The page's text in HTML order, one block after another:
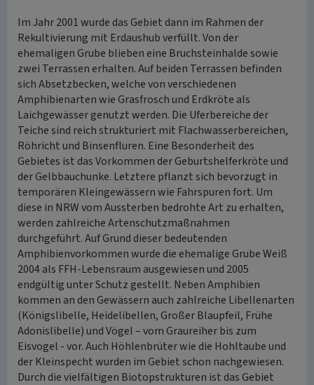
Im Jahr 2001 wurde das Gebiet dann im Rahmen der
Rekultivierung mit Erdaushub verfüllt. Von der
ehemaligen Grube blieben eine Bruchsteinhalde sowie
zwei Terrassen erhalten. Auf beiden Terrassen befinden
sich Absetzbecken, welche von verschiedenen
Amphibienarten wie Grasfrosch und Erdkröte als
Laichgewässer genutzt werden. Die Uferbereiche der
Teiche sind reich strukturiert mit Flachwasserbereichen,
Röhricht und Binsenfluren. Eine Besonderheit des
Gebietes ist das Vorkommen der Geburtshelferkröte und
der Gelbbauchunke. Letztere pflanzt sich bevorzugt in
temporären Kleingewässern wie Fahrspuren fort. Um
diese in NRW vom Aussterben bedrohte Art zu erhalten,
werden zahlreiche Artenschutzmaßnahmen
durchgeführt. Auf Grund dieser bedeutenden
Amphibienvorkommen wurde die ehemalige Grube Weiß
2004 als FFH-Lebensraum ausgewiesen und 2005
endgültig unter Schutz gestellt. Neben Amphibien
kommen an den Gewässern auch zahlreiche Libellenarten
(Königslibelle, Heidelibellen, Großer Blaupfeil, Frühe
Adonislibelle) und Vögel – vom Graureiher bis zum
Eisvogel - vor. Auch Höhlenbrüter wie die Hohltaube und
der Kleinspecht wurden im Gebiet schon nachgewiesen.
Durch die vielfältigen Biotopstrukturen ist das Gebiet